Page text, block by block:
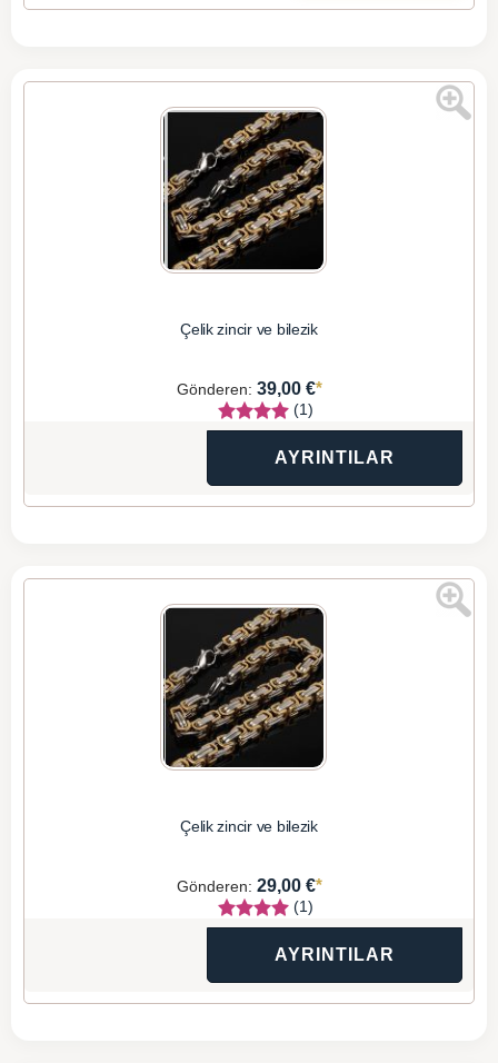
Çelik zincir ve bilezik
Gönderen: 39,00 €*
(1)
AYRINTILAR
Çelik zincir ve bilezik
Gönderen: 29,00 €*
(1)
AYRINTILAR